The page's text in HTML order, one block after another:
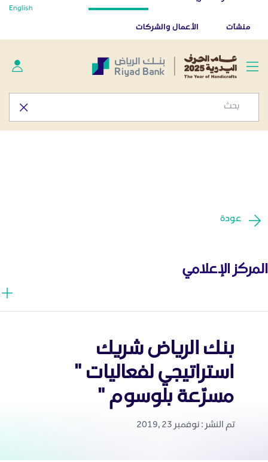
أخبار صحفية - المركز الإعلامي
تطبيق بنك الرياض
منشآت الأعمال والشركات
English
عودة
المركز الإعلامي
بنك الرياض شريك
استراتيجي لفعاليات "
مسرّعة بلوسوم "
تم النشر : نوفمبر 23 ,2019